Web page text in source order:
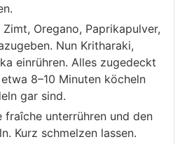
Oregano, Paprikapulver,
Nun Kritharaki,
einrühren. Alles zugedeckt
8–10 Minuten köcheln
gar sind.
fraîche unterrühren und den
Kurz schmelzen lassen.